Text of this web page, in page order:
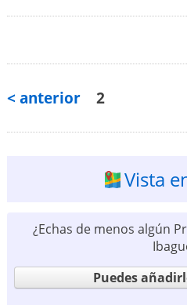
< anterior 2
Vista
¿Echas de menos algún
Puedes